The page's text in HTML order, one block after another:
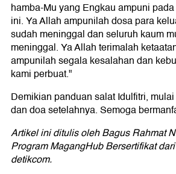
hamba-Mu yang Engkau ampuni
ini. Ya Allah ampunilah dosa para
sudah meninggal dan seluruh kaum
meninggal. Ya Allah terimalah
ampunilah segala kesalahan dan
kami perbuat."
Demikian panduan salat Idulfitri,
dan doa setelahnya. Semoga
Artikel ini ditulis oleh Bagus Rahmat
Program MagangHub Bersertifikat
detikcom.